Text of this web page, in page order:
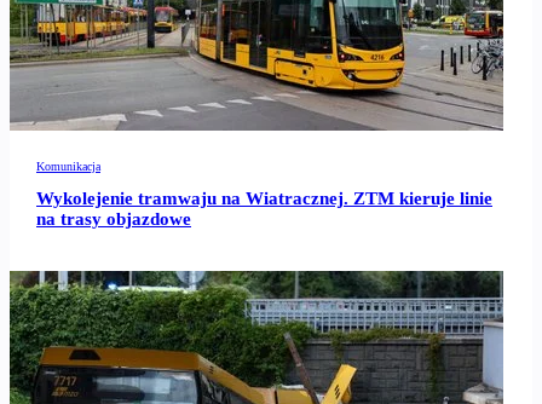
Komunikacja
Wykolejenie tramwaju na Wiatracznej. ZTM kieruje linie
na trasy objazdowe